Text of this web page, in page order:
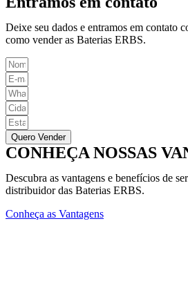
Deixe seu dados e entramos em contato
como vender as Baterias ERBS.
Quero Vender
CONHEÇA NOSSAS
Descubra as vantagens e benefícios de
distribuidor das Baterias ERBS.
Conheça as Vantagens